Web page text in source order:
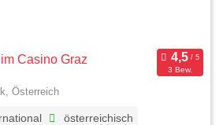
Casino Graz
3 Bew.
Österreich
österreichisch